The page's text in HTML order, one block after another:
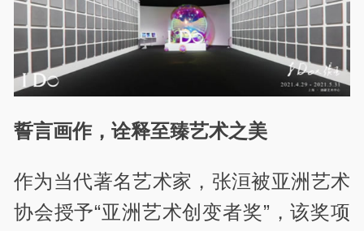
誓言画作，诠释至臻艺术之美
作为当代著名艺术家，张洹被亚洲艺术
协会授予“亚洲艺术创变者奖”，该奖项